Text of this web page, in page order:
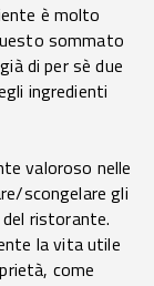
è molto
sommato
di per sè due
ingredienti
valoroso nelle
scongelare gli
ristorante.
la vita utile
come